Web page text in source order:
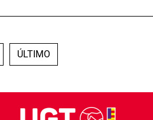
ÚLTIMA PÁGINA
ÚLTIMO